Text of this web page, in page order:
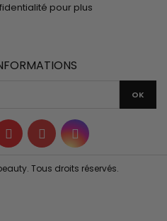
pour plus
YouTubePinterestInstagram
Tous droits réservés.